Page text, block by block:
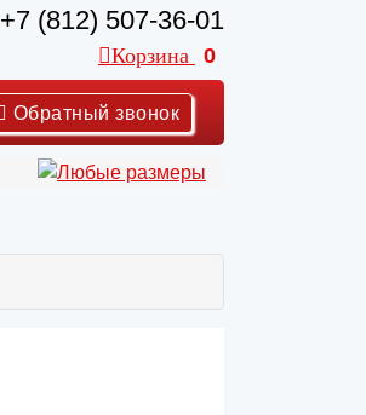
+7 (812) 507-36-01
Корзина 0
Обратный звонок